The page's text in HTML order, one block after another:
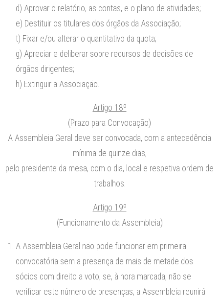
d) Aprovar o relatório, as contas, e o plano de atividades;
e) Destituir os titulares dos órgãos da Associação;
t) Fixar e/ou alterar o quantitativo da quota;
g) Apreciar e deliberar sobre recursos de decisões de
órgãos dirigentes;
h) Extinguir a Associação.
Artigo 18º
(Prazo para Convocação)
A Assembleia Geral deve ser convocada, com a antecedência
mínima de quinze dias,
pelo presidente da mesa, com o dia, local e respetiva ordem de
trabalhos.
Artigo 19º
(Funcionamento da Assembleia)
A Assembleia Geral não pode funcionar em primeira
convocatória sem a presença de mais de metade dos
sócios com direito a voto; se, à hora marcada, não se
verificar este número de presenças, a Assembleia reunirá